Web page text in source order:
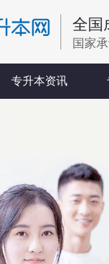
全国
国家
专升本资讯